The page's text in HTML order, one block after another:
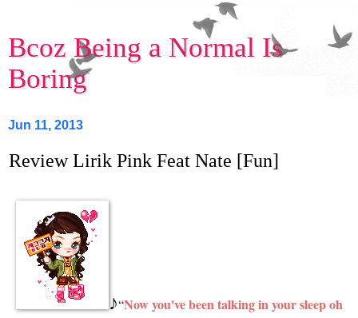
Bcoz Being a Normal Is
Boring
Jun 11, 2013
Review Lirik Pink Feat Nate [Fun]
♪“Now you've been talking in your sleep oh